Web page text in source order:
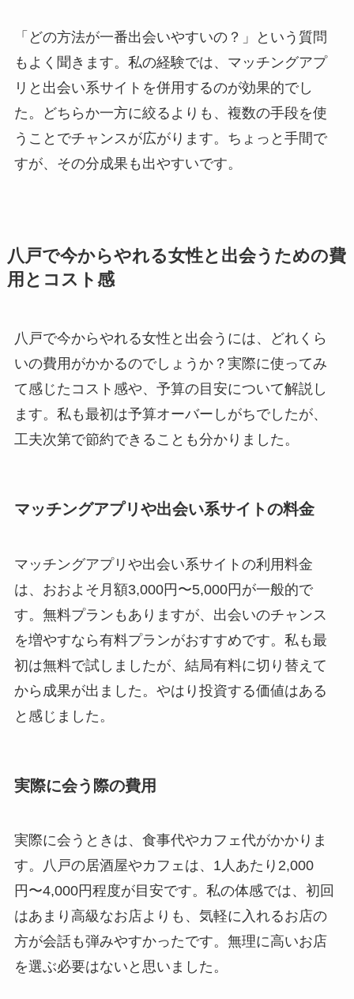
「どの方法が一番出会いやすいの？」という質問
もよく聞きます。私の経験では、マッチングアプ
リと出会い系サイトを併用するのが効果的でし
た。どちらか一方に絞るよりも、複数の手段を使
うことでチャンスが広がります。ちょっと手間で
すが、その分成果も出やすいです。
八戸で今からやれる女性と出会うための費
用とコスト感
八戸で今からやれる女性と出会うには、どれくら
いの費用がかかるのでしょうか？実際に使ってみ
て感じたコスト感や、予算の目安について解説し
ます。私も最初は予算オーバーしがちでしたが、
工夫次第で節約できることも分かりました。
マッチングアプリや出会い系サイトの料金
マッチングアプリや出会い系サイトの利用料金
は、おおよそ月額3,000円〜5,000円が一般的で
す。無料プランもありますが、出会いのチャンス
を増やすなら有料プランがおすすめです。私も最
初は無料で試しましたが、結局有料に切り替えて
から成果が出ました。やはり投資する価値はある
と感じました。
実際に会う際の費用
実際に会うときは、食事代やカフェ代がかかりま
す。八戸の居酒屋やカフェは、1人あたり2,000
円〜4,000円程度が目安です。私の体感では、初回
はあまり高級なお店よりも、気軽に入れるお店の
方が会話も弾みやすかったです。無理に高いお店
を選ぶ必要はないと思いました。